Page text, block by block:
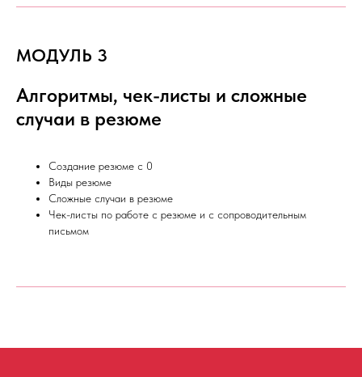
МОДУЛЬ 3
Алгоритмы, чек-листы и сложные
случаи в резюме
Создание резюме с 0
Виды резюме
Сложные случаи в резюме
Чек-листы по работе с резюме и с сопроводительным
письмом